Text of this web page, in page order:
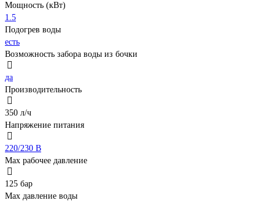
Мощность (кВт)
1.5
Подогрев воды
есть
Возможность забора воды из бочки
да
Производительность
350 л/ч
Напряжение питания
220/230 В
Мах рабочее давление
125 бар
Max давление воды